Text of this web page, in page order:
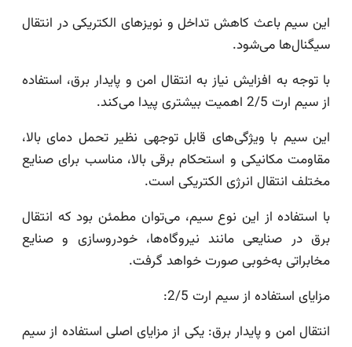
این سیم باعث کاهش تداخل و نویز‌های الکتریکی در انتقال
سیگنال‌ها می‌شود.
با توجه به افزایش نیاز به انتقال امن و پایدار برق، استفاده
از سیم ارت 2/5 اهمیت بیشتری پیدا می‌کند.
این سیم با ویژگی‌های قابل توجهی نظیر تحمل دمای بالا،
مقاومت مکانیکی و استحکام برقی بالا، مناسب برای صنایع
مختلف انتقال انرژی الکتریکی است.
با استفاده از این نوع سیم، می‌توان مطمئن بود که انتقال
برق در صنایعی مانند نیروگاه‌ها، خودروسازی و صنایع
مخابراتی به‌خوبی صورت خواهد گرفت.
مزایای استفاده از سیم ارت 2/5:
انتقال امن و پایدار برق: یکی از مزایای اصلی استفاده از سیم